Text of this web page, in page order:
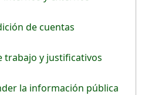
de cuentas
trabajo y justificativos
la información pública